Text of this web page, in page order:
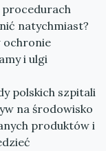
procedurach
natychmiast?
ochronie
i ulgi
polskich szpitali
na środowisko
produktów i